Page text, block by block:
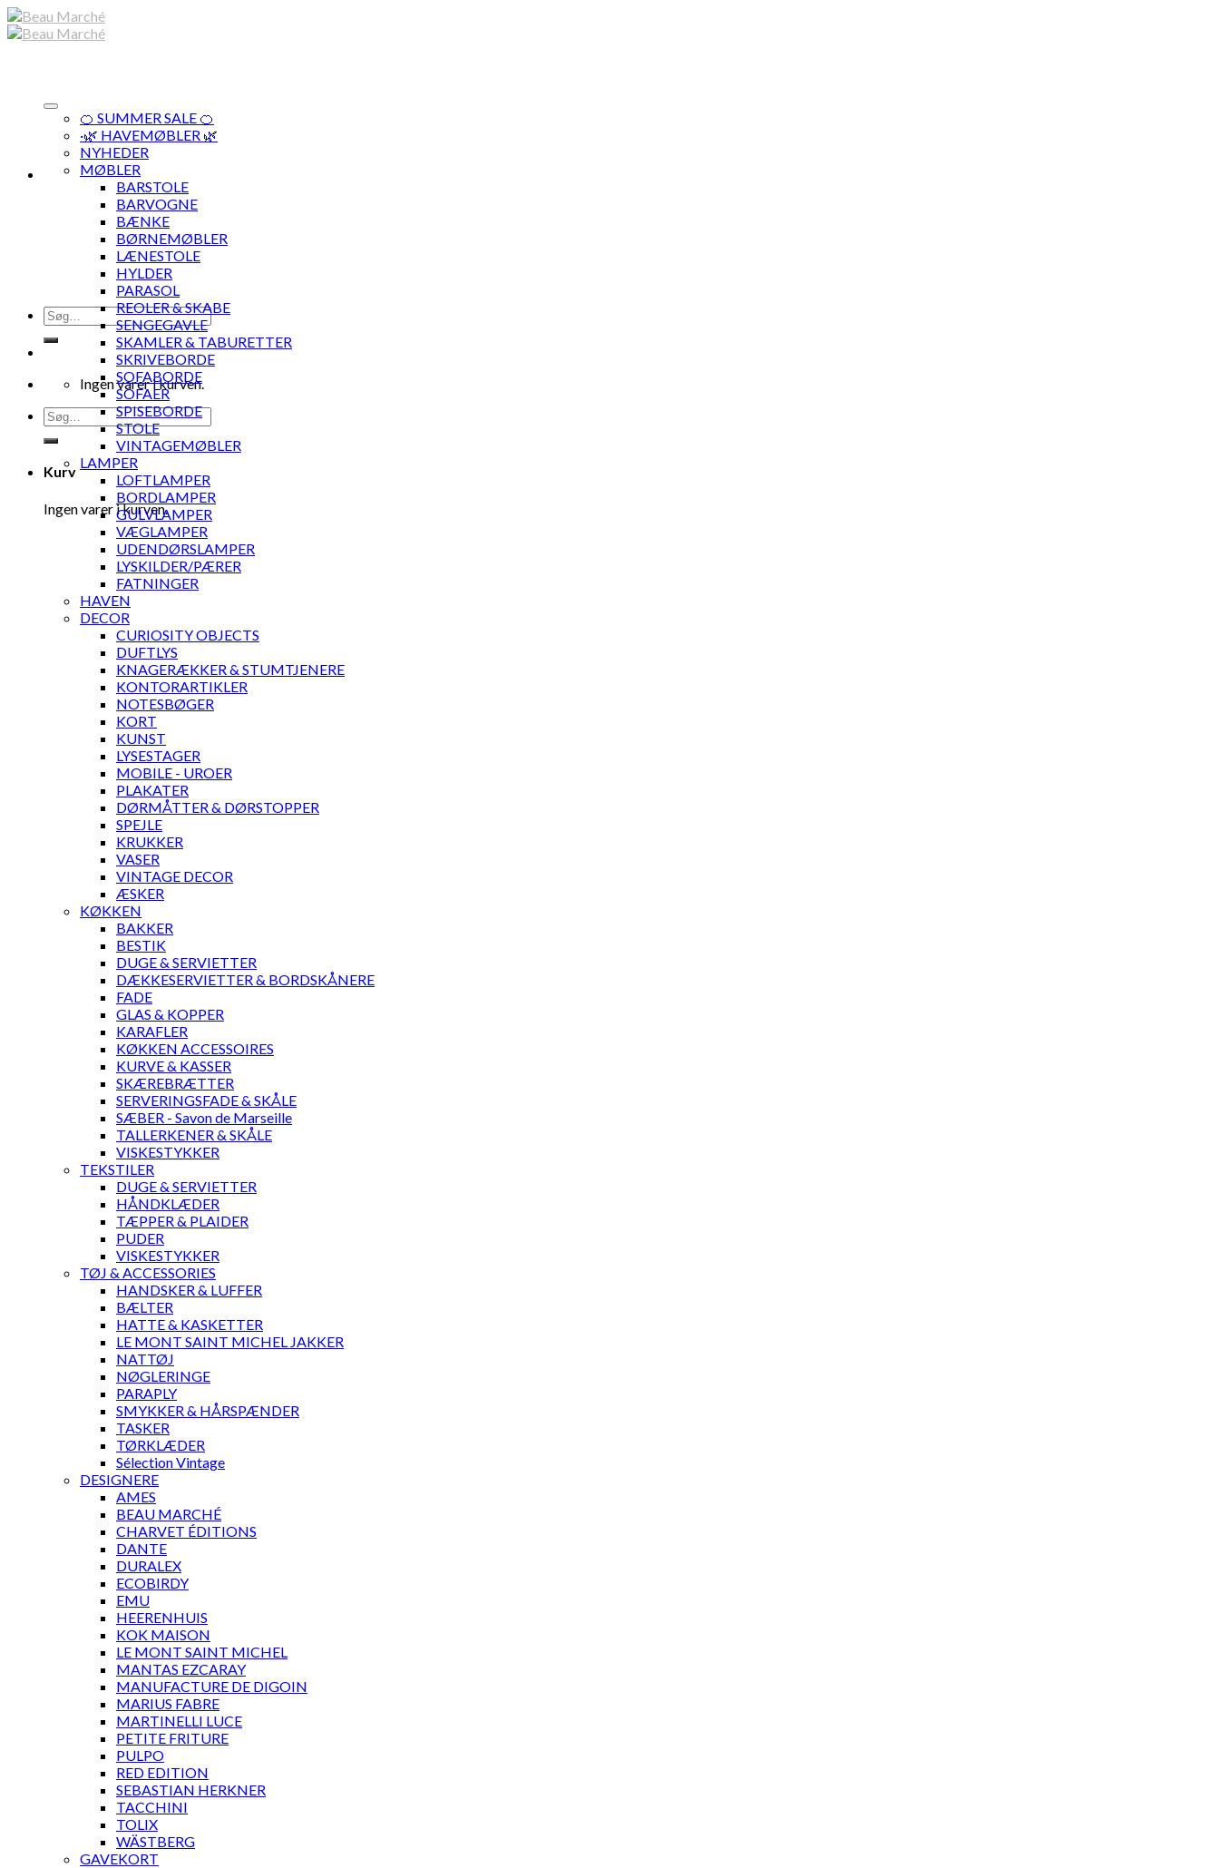
Skip
to
Søg
efter:
Ingen varer i kurven.
Søg
efter:
Kurv
Ingen varer i kurven.
🍊 SUMMER SALE 🍊
·🌿 HAVEMØBLER 🌿
NYHEDER
MØBLER
BARSTOLE
BARVOGNE
BÆNKE
BØRNEMØBLER
LÆNESTOLE
HYLDER
PARASOL
REOLER & SKABE
SENGEGAVLE
SKAMLER & TABURETTER
SKRIVEBORDE
SOFABORDE
SOFAER
SPISEBORDE
STOLE
VINTAGEMØBLER
LAMPER
LOFTLAMPER
BORDLAMPER
GULVLAMPER
VÆGLAMPER
UDENDØRSLAMPER
LYSKILDER/PÆRER
FATNINGER
HAVEN
DECOR
CURIOSITY OBJECTS
DUFTLYS
KNAGERÆKKER & STUMTJENERE
KONTORARTIKLER
NOTESBØGER
KORT
KUNST
LYSESTAGER
MOBILE - UROER
PLAKATER
DØRMÅTTER & DØRSTOPPER
SPEJLE
KRUKKER
VASER
VINTAGE DECOR
ÆSKER
KØKKEN
BAKKER
BESTIK
DUGE & SERVIETTER
DÆKKESERVIETTER & BORDSKÅNERE
FADE
GLAS & KOPPER
KARAFLER
KØKKEN ACCESSOIRES
KURVE & KASSER
SKÆREBRÆTTER
SERVERINGSFADE & SKÅLE
SÆBER - Savon de Marseille
TALLERKENER & SKÅLE
VISKESTYKKER
TEKSTILER
DUGE & SERVIETTER
HÅNDKLÆDER
TÆPPER & PLAIDER
PUDER
VISKESTYKKER
TØJ & ACCESSORIES
HANDSKER & LUFFER
BÆLTER
HATTE & KASKETTER
LE MONT SAINT MICHEL JAKKER
NATTØJ
NØGLERINGE
PARAPLY
SMYKKER & HÅRSPÆNDER
TASKER
TØRKLÆDER
Sélection Vintage
DESIGNERE
AMES
BEAU MARCHÉ
CHARVET ÉDITIONS
DANTE
DURALEX
ECOBIRDY
EMU
HEERENHUIS
KOK MAISON
LE MONT SAINT MICHEL
MANTAS EZCARAY
MANUFACTURE DE DIGOIN
MARIUS FABRE
MARTINELLI LUCE
PETITE FRITURE
PULPO
RED EDITION
SEBASTIAN HERKNER
TACCHINI
TOLIX
WÄSTBERG
GAVEKORT